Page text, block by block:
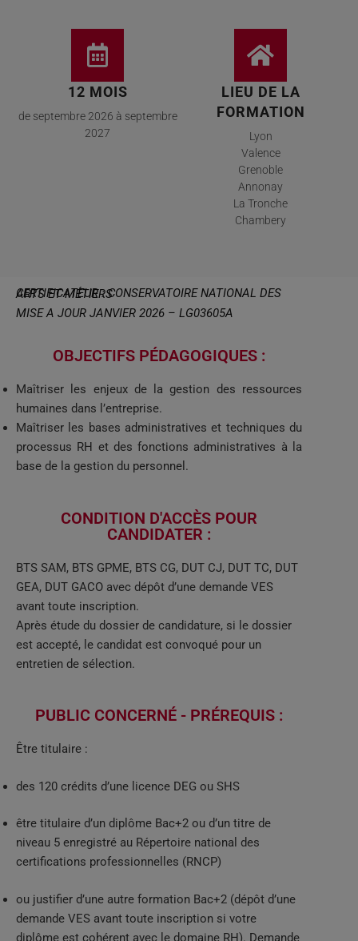
12 MOIS
de septembre 2026 à septembre
2027
LIEU DE LA
FORMATION
Lyon
Valence
Grenoble
Annonay
La Tronche
Chambery
CERTIFICATEUR : CONSERVATOIRE NATIONAL DES ARTS ET MÉTIERS
MISE A JOUR JANVIER 2026 – LG03605A
OBJECTIFS PÉDAGOGIQUES :
Maîtriser les enjeux de la gestion des ressources
humaines dans l’entreprise.
Maîtriser les bases administratives et techniques du
processus RH et des fonctions administratives à la
base de la gestion du personnel.
CONDITION D'ACCÈS POUR
CANDIDATER :​
BTS SAM, BTS GPME, BTS CG, DUT CJ, DUT TC, DUT
GEA, DUT GACO avec dépôt d’une demande VES
avant toute inscription.
Après étude du dossier de candidature, si le dossier
est accepté, le candidat est convoqué pour un
entretien de sélection.
PUBLIC CONCERNÉ - PRÉREQUIS :
Être titulaire :
des 120 crédits d’une licence DEG ou SHS
être titulaire d’un diplôme Bac+2 ou d’un titre de
niveau 5 enregistré au Répertoire national des
certifications professionnelles (RNCP)
ou justifier d’une autre formation Bac+2 (dépôt d’une
demande VES avant toute inscription si votre
diplôme est cohérent avec le domaine RH). Demande